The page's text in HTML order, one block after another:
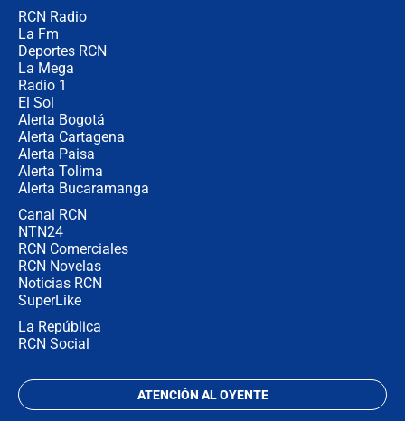
RCN Radio
La Fm
Deportes RCN
La Mega
Radio 1
El Sol
Alerta Bogotá
Alerta Cartagena
Alerta Paisa
Alerta Tolima
Alerta Bucaramanga
Canal RCN
NTN24
RCN Comerciales
RCN Novelas
Noticias RCN
SuperLike
La República
RCN Social
ATENCIÓN AL OYENTE